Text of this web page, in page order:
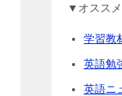
▼オスス
学習教
英語勉
英語ニ